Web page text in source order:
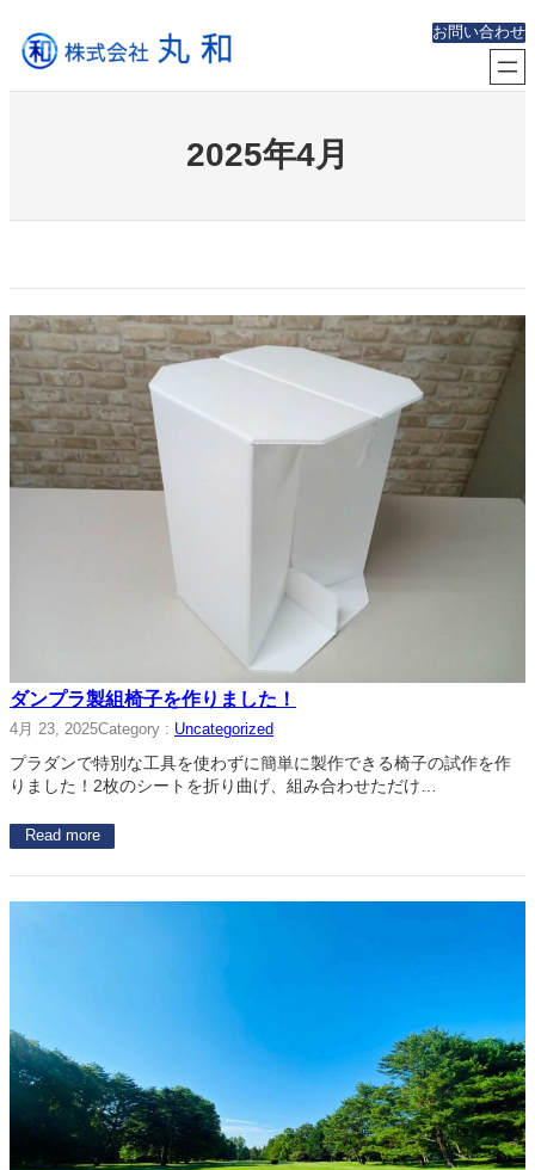
容
を
ス
お問い合わせ
2025年4月
ダンプラ製組椅子を作りました！
4月 23, 2025Category : Uncategorized
プラダンで特別な工具を使わずに簡単に製作できる椅子の試作を作
りました！2枚のシートを折り曲げ、組み合わせただけ…
Read more